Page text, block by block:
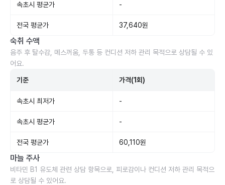
속초시 평균가 -
전국 평균가 37,640원
숙취 수액
음주 후 탈수감, 메스꺼움, 두통 등 컨디션 저하 관리 목적으로 상담될 수 있
어요.
기준 가격(1회)
속초시 최저가 -
속초시 평균가 -
전국 평균가 60,110원
마늘 주사
비타민 B1 유도체 관련 상담 항목으로, 피로감이나 컨디션 저하 관리 목적으
로 상담될 수 있어요.